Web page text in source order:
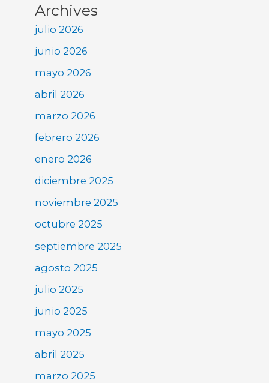
Archives
julio 2026
junio 2026
mayo 2026
abril 2026
marzo 2026
febrero 2026
enero 2026
diciembre 2025
noviembre 2025
octubre 2025
septiembre 2025
agosto 2025
julio 2025
junio 2025
mayo 2025
abril 2025
marzo 2025